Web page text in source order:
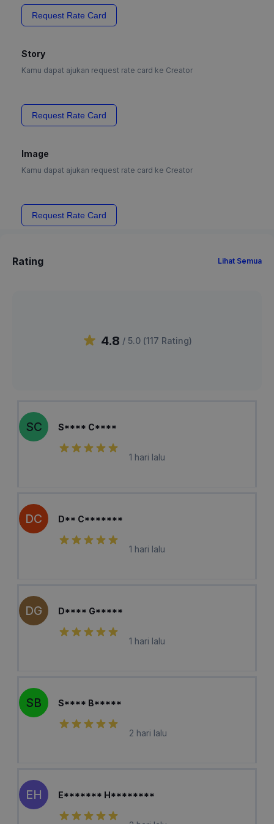
Request Rate Card
Story
Kamu dapat ajukan request rate card ke Creator
Request Rate Card
Image
Kamu dapat ajukan request rate card ke Creator
Request Rate Card
Rating Lihat Semua
4.8 / 5.0 (117 Rating)
SC S**** C****
1 hari lalu
DC D** C*******
1 hari lalu
DG D**** G*****
1 hari lalu
SB S**** B*****
2 hari lalu
EH E******* H********